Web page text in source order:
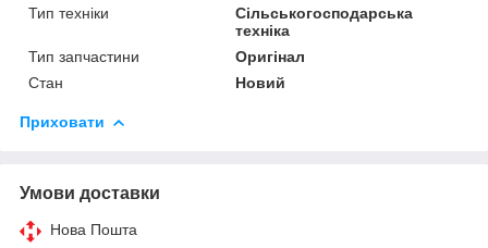
Тип техніки
Сільськогосподарська
техніка
Тип запчастини
Оригінал
Стан
Новий
Приховати
Умови доставки
Нова Пошта